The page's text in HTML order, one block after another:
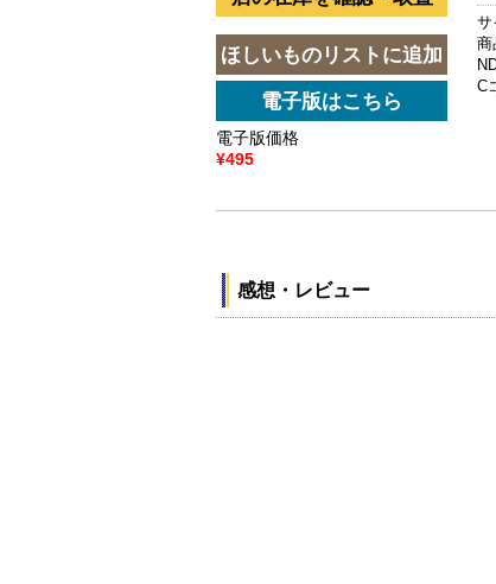
電子版価格
¥495
サ
商
C
感想・レビュー